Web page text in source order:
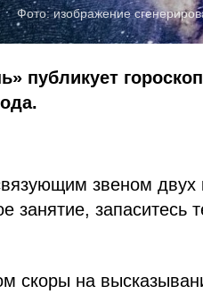
Фото:изображение
публикует
звеном
занятие, запаситесь
скоры на